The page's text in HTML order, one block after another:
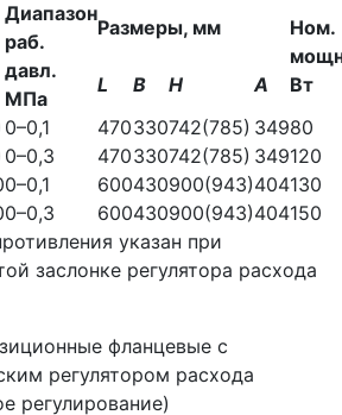
Диапазон
раб.
давл.
МПа
Размеры, мм
Ном.
Вт
L В Н
А
0–0,1 470330742(785) 34980
0–0,3 470330742(785) 349120
0–0,1 600430900(943)404130
0–0,3 600430900(943)404150
указан при
заслонке регулятора расхода